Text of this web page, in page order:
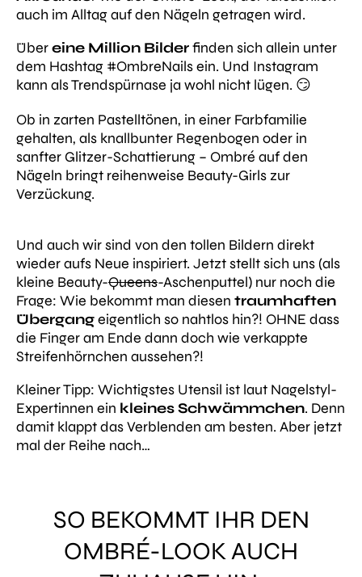
auch im Alltag auf den Nägeln getragen wird.
Übereine Million Bilderfinden sich allein unter
dem Hashtag #OmbreNailsein. Und Instagram
kann als Trendspürnase ja wohl nicht lügen. 😏
Ob in zarten Pastelltönen, in einer Farbfamilie
gehalten, als knallbunter Regenbogen oder in
sanfter Glitzer-Schattierung – Ombré auf den
Nägeln bringt reihenweise Beauty-Girls zur
Verzückung.
Und auch wir sind von den tollen Bildern direkt
wieder aufs Neue inspiriert. Jetzt stellt sich uns (als
kleine Beauty-Queens-Aschenputtel) nur noch die
Frage: Wie bekommt man diesen traumhaften
Übergangeigentlich so nahtlos hin?! OHNE dass
die Finger am Ende dann doch wie verkappte
Streifenhörnchen aussehen?!
Kleiner Tipp: Wichtigstes Utensil ist laut Nagelstyl-
Expertinnen ein kleines Schwämmchen. Denn
damit klappt das Verblenden am besten. Aber jetzt
mal der Reihe nach…
SO BEKOMMT IHR DEN
OMBRÉ-LOOK AUCH